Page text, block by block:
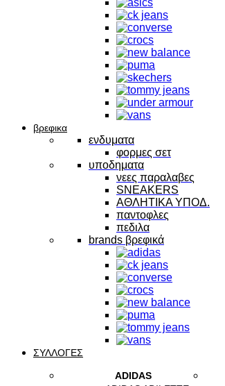
βρεφικα
ενδυματα
φορμες σετ
υποδηματα
νεες παραλαβες
SNEAKERS
ΑΘΛΗΤΙΚΑ ΥΠΟΔ.
παντοφλες
πεδιλα
brands βρεφικά
ΣΥΛΛΟΓΕΣ
ADIDAS